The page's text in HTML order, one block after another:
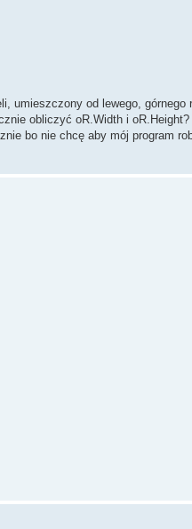
umieszczony od lewego, górnego
obliczyć oR.Width i oR.Height?
bo nie chcę aby mój program